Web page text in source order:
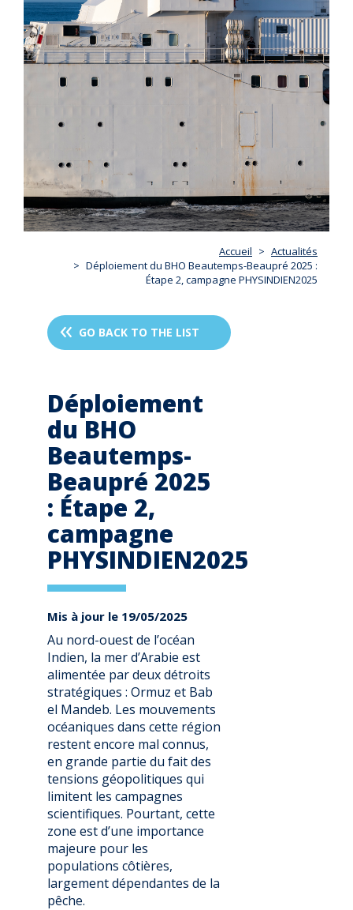
Accueil
Actualités
Déploiement du BHO Beautemps-Beaupré 2025 :
Étape 2, campagne PHYSINDIEN2025
GO BACK TO THE LIST
Déploiement
du BHO
Beautemps-
Beaupré 2025
: Étape 2,
campagne
PHYSINDIEN2025
Mis à jour le 19/05/2025
Au nord-ouest de l’océan
Indien, la mer d’Arabie est
alimentée par deux détroits
stratégiques : Ormuz et Bab
el Mandeb. Les mouvements
océaniques dans cette région
restent encore mal connus,
en grande partie du fait des
tensions géopolitiques qui
limitent les campagnes
scientifiques. Pourtant, cette
zone est d’une importance
majeure pour les
populations côtières,
largement dépendantes de la
pêche.